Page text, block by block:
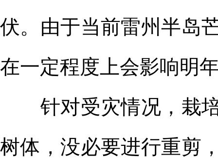
伏。由于当前雷州半岛
在一定程度上会影响明
针对受灾情况，栽培
树体，没必要进行重剪